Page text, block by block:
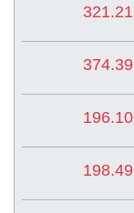
321.21
374.39
196.10
198.49